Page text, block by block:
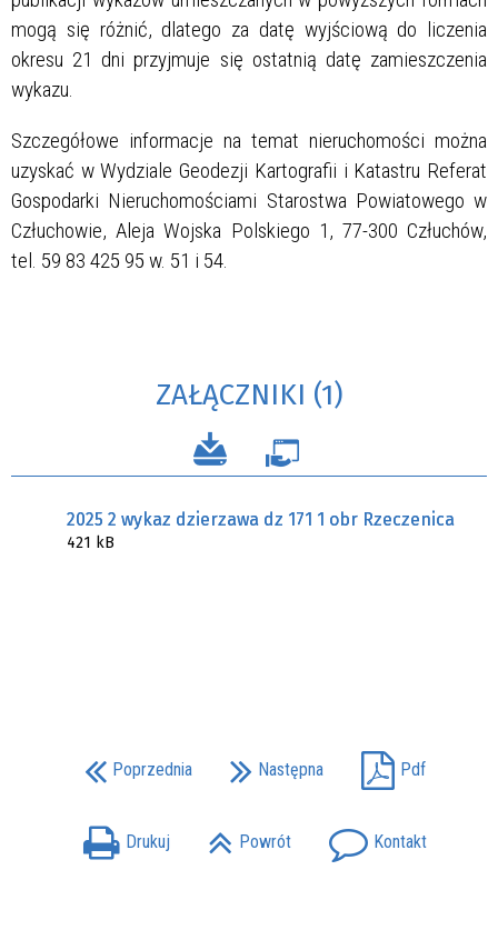
mogą się różnić, dlatego za datę wyjściową do liczenia
okresu 21 dni przyjmuje się ostatnią datę zamieszczenia
wykazu.
Szczegółowe informacje na temat nieruchomości można
uzyskać w Wydziale Geodezji Kartografii i Katastru Referat
Gospodarki Nieruchomościami Starostwa Powiatowego w
Człuchowie, Aleja Wojska Polskiego 1, 77-300 Człuchów,
tel. 59 83 425 95 w. 51 i 54.
ZAŁĄCZNIKI (1)
2025 2 wykaz dzierzawa dz 171 1 obr Rzeczenica
421 kB
Poprzednia Następna Pdf
Drukuj Powrót Kontakt